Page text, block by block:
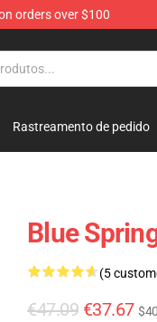
orders over $100
Rastreamento de pedido
Blue
(5
€47.09 €37.67